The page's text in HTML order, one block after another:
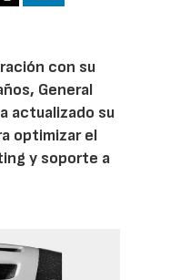
con su
General
actualizado su
optimizar el
y soporte a